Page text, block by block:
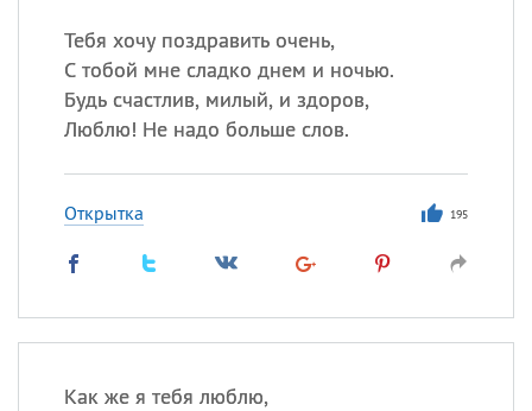
Тебя хочу поздравить очень,
С тобой мне сладко днем и ночью.
Будь счастлив, милый, и здоров,
Люблю! Не надо больше слов.
Открытка 195
Как же я тебя люблю,